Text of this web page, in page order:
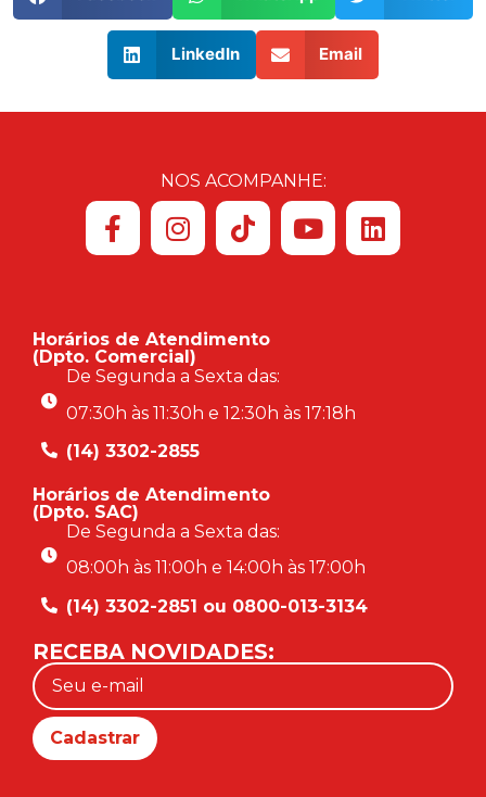
LinkedIn Email
NOS ACOMPANHE:
Horários de Atendimento
(Dpto. Comercial)
De Segunda a Sexta das:
07:30h às 11:30h e 12:30h às 17:18h
(14) 3302-2855
Horários de Atendimento
(Dpto. SAC)
De Segunda a Sexta das:
08:00h às 11:00h e 14:00h às 17:00h
(14) 3302-2851 ou 0800-013-3134
RECEBA NOVIDADES: